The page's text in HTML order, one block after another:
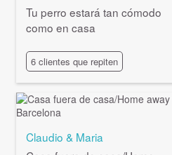
Tu perro estará tan cómodo
como en casa
6 clientes que repiten
Claudio & Maria